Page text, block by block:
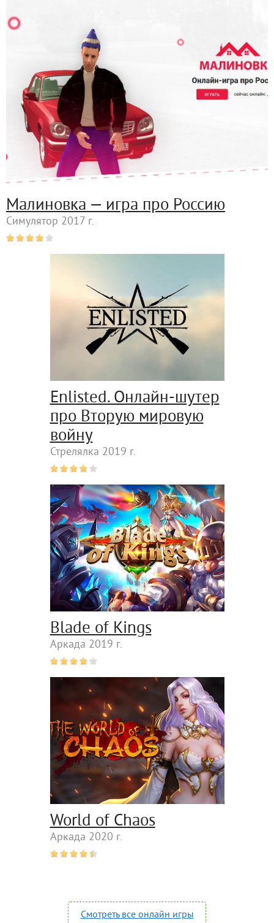
Малиновка — игра про Россию
Симулятор 2017 г.
Enlisted. Онлайн-шутер
про Вторую мировую
войну
Стрелялка 2019 г.
Blade of Kings
Аркада 2019 г.
World of Chaos
Аркада 2020 г.
Смотреть все онлайн игры